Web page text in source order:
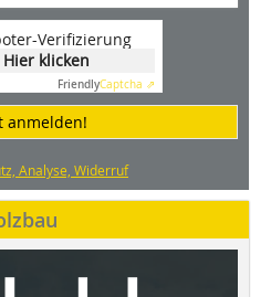
Verifizierung
Hier klicken
FriendlyCaptcha ⇗
anmelden!
Analyse, Widerruf